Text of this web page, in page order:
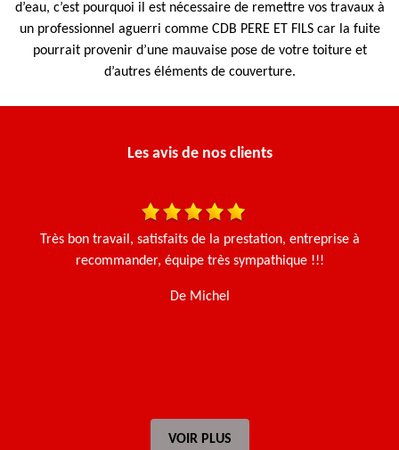
d’eau, c’est pourquoi il est nécessaire de remettre vos travaux à
un professionnel aguerri comme CDB PERE ET FILS car la fuite
pourrait provenir d’une mauvaise pose de votre toiture et
d’autres éléments de couverture.
Les avis de nos clients
Très bon travail, satisfaits de la prestation, entreprise à
recommander, équipe très sympathique !!!
De Michel
VOIR PLUS